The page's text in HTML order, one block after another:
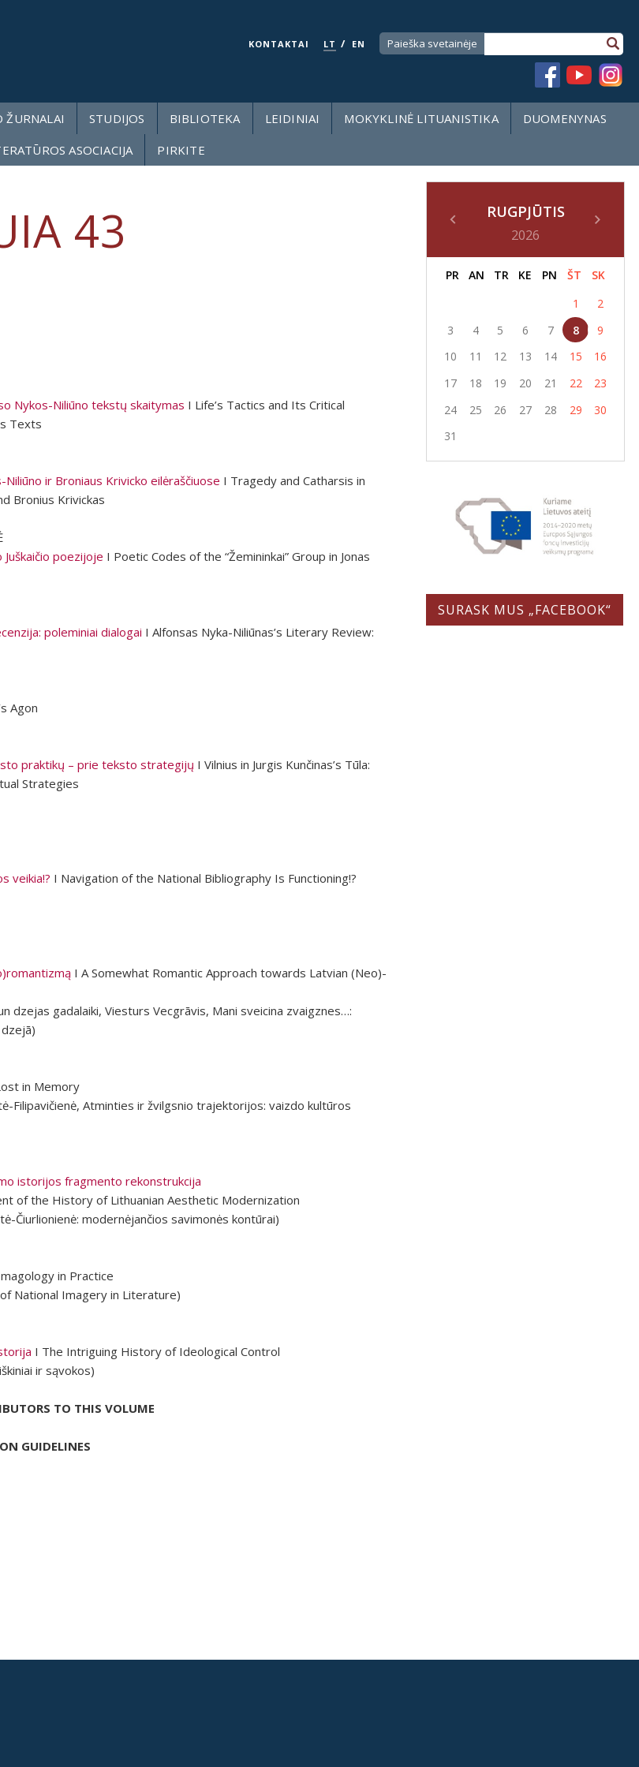
KONTAKTAI LT / EN Paieška svetainėje
ŽURNALAI STUDIJOS BIBLIOTEKA LEIDINIAI MOKYKLINĖ LITUANISTIKA
DUOMENYNAS
ASOCIACIJA PIRKITE
43
Nykos-Niliūno tekstų skaitymas I Life’s Tactics and Its Critical
Texts
ir Broniaus Krivicko eilėraščiuose I Tragedy and Catharsis in
Bronius Krivickas
poezijoje I Poetic Codes of the “Žemininkai” Group in Jonas
poleminiai dialogai I Alfonsas Nyka-Niliūnas’s Literary Review:
Agon
praktikų – prie teksto strategijų I Vilnius in Jurgis Kunčinas’s Tūla:
Strategies
veikia!? I Navigation of the National Bibliography Is Functioning!?
I A Somewhat Romantic Approach towards Latvian (Neo)-
dzejas gadalaiki, Viesturs Vecgrāvis, Mani sveicina zvaigznes…:
in Memory
Filipavičienė, Atminties ir žvilgsnio trajektorijos: vaizdo kultūros
istorijos fragmento rekonstrukcija
of the History of Lithuanian Aesthetic Modernization
Čiurlionienė: modernėjančios savimonės kontūrai)
in Practice
National Imagery in Literature)
I The Intriguing History of Ideological Control
ir sąvokos)
TO THIS VOLUME
GUIDELINES
RUGPJŪTIS
2026
PR AN TR KE PN ŠT
SK
1
2
3
4 5 6 7 8
9
10
11 12 13 14 15
16
17
18 19 20 21 22
23
24
25 26 27 28 29
30
31
SURASK MUS „FACEBOOK“